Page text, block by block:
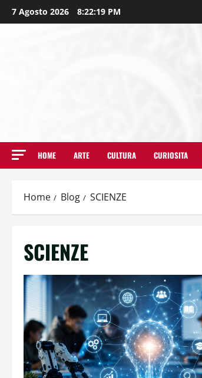
7 Agosto 2026 8:22:21 PM
HOME ARTE CULTURA CURIOSITA
Home Blog SCIENZE
SCIENZE